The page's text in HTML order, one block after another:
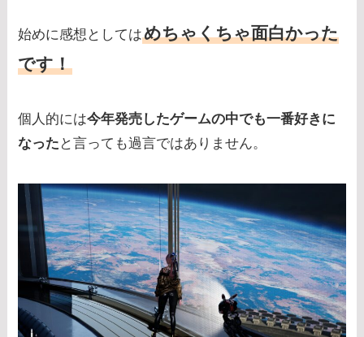
始めに感想としてはめちゃくちゃ面白かった
です！
個人的には今年発売したゲームの中でも一番好きに
なった と言っても過言ではありません。